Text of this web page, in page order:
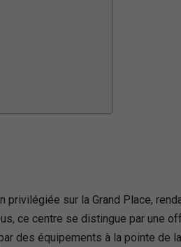
sur la Grand Place,
ce centre se distingue par une
des équipements à la pointe